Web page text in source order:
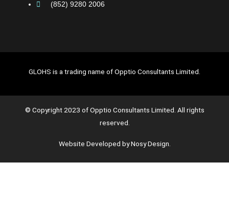
(852) 9280 2006
GLOHS is a trading name of Opptio Consultants Limited.
© Copyright 2023 of Opptio Consultants Limited. All rights
reserved.
Website Developed by Nosy Design.